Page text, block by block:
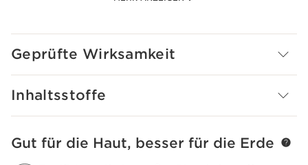
zartschmelzenden Textur mit "Dry Touch" Gefühl und
Ihre Kombination aus Sonnenschutzfiltern bietet einen
Biologischer Kakao-Extrakt hilft, den
Das Vitamin E-Derivat mit seinen antioxidativen
Eigenschaften hilft, die Haut vor den Auswirkungen
Geprüfte Wirksamkeit
Inhaltsstoffe
WEITER ZUM INHALT
Gut für die Haut, besser für die Erde